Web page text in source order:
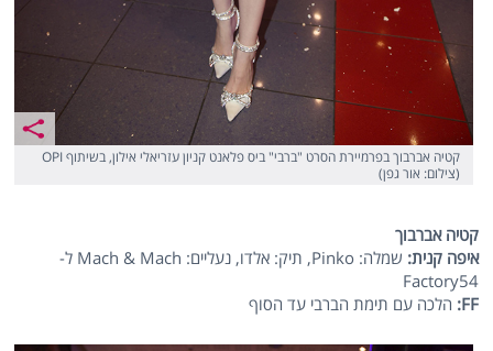
קטיה אברבוך בפרמיירת הסרט "ברבי" ביס פלאנט קניון עזריאלי אילון, בשיתוף OPI
(צילום: אור גפן)
קטיה אברבוך
איפה קנית:
שמלה: Pinko, תיק: אלדו, נעליים: Mach & Mach ל-
Factory54
FF
: הלכה עם תימת הברבי עד הסוף